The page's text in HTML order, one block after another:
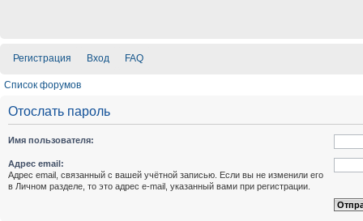
Регистрация Вход FAQ
Список форумов
Отослать пароль
Имя пользователя:
Адрес email:
Адрес email, связанный с вашей учётной записью. Если вы не изменили его
в Личном разделе, то это адрес e-mail, указанный вами при регистрации.